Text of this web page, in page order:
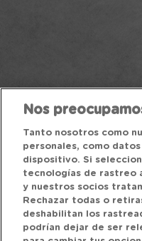
Nos
Tanto nosotros como
personales, como
dispositivo. Si
tecnologías de rastreo
y nuestros socios
Rechazar todas o
deshabilitan los
podrían dejar de ser